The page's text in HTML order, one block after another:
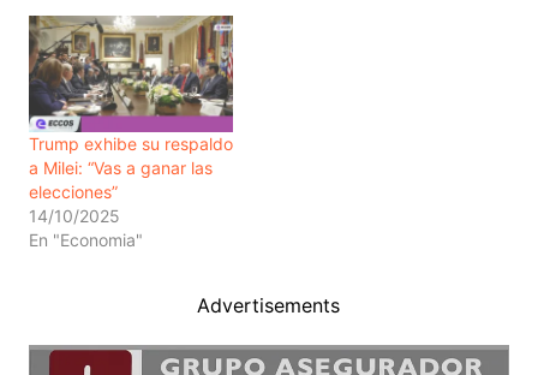
Trump exhibe su respaldo
a Milei: “Vas a ganar las
elecciones”
14/10/2025
En "Economia"
Advertisements